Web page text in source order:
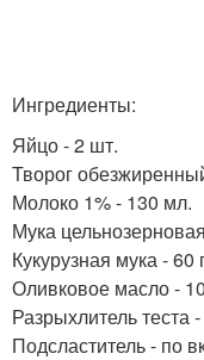
Ингредиенты:
Яйцо - 2 шт.
Творог
Молоко 1% - 130 мл.
Мука
Кукурузная мука - 60
Оливковое масло -
Разрыхлитель теста -
Подсластитель - по